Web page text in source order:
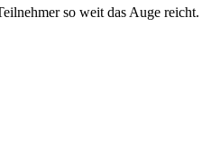
so weit das Auge